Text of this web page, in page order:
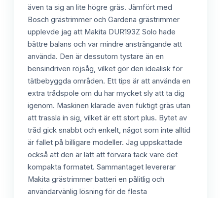
även ta sig an lite högre gräs. Jämfört med
Bosch grästrimmer och Gardena grästrimmer
upplevde jag att Makita DUR193Z Solo hade
bättre balans och var mindre ansträngande att
använda. Den är dessutom tystare än en
bensindriven röjsåg, vilket gör den idealisk för
tätbebyggda områden. Ett tips är att använda en
extra trådspole om du har mycket sly att ta dig
igenom. Maskinen klarade även fuktigt gräs utan
att trassla in sig, vilket är ett stort plus. Bytet av
tråd gick snabbt och enkelt, något som inte alltid
är fallet på billigare modeller. Jag uppskattade
också att den är lätt att förvara tack vare det
kompakta formatet. Sammantaget levererar
Makita grästrimmer batteri en pålitlig och
användarvänlig lösning för de flesta